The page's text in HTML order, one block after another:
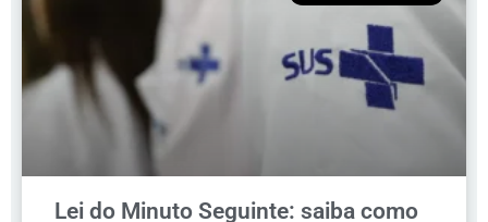
Lei do Minuto Seguinte: saiba como